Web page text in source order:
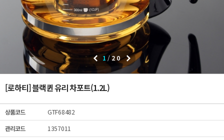
1 /20
[로하티] 블랙퀸 유리 차포트(1.2L)
상품코드
GTF68482
관리코드
1357011